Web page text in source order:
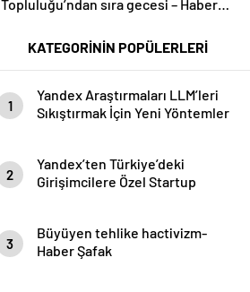
Topluluğu’ndan sıra gecesi – Haber
KATEGORİNİN POPÜLERLERİ
1
Yandex Araştırmaları LLM’leri
Sıkıştırmak İçin Yeni Yöntemler
Azalttı- Haber Şafak
2
Yandex’ten Türkiye’deki
Girişimcilere Özel Startup
3
Büyüyen tehlike hactivizm-
Haber Şafak